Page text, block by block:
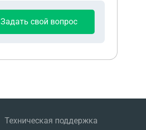
Задать свой вопрос
Техническая поддержка